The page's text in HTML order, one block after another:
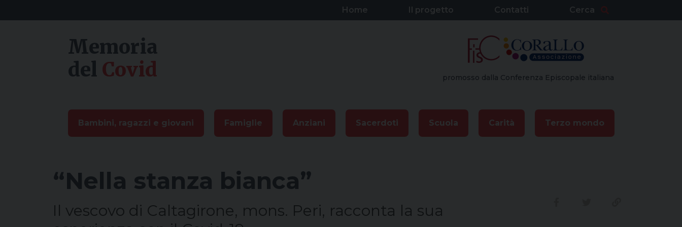
to
Home Il progetto Contatti Cerca
Memoria
del Covid promosso dalla Conferenza Episcopale italiana
Bambini, ragazzi e giovani Famiglie Anziani Sacerdoti Scuola Carità Terzo mondo
“Nella stanza bianca”
Il vescovo di Caltagirone, mons. Peri, racconta la sua